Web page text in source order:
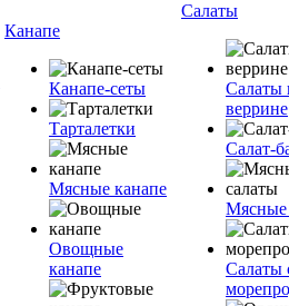
Канапе
Канапе-сеты
Тарталетки
Мясные канапе
Овощные
канапе
Салаты
Салаты
веррине
Салат-
Мясные
Салаты